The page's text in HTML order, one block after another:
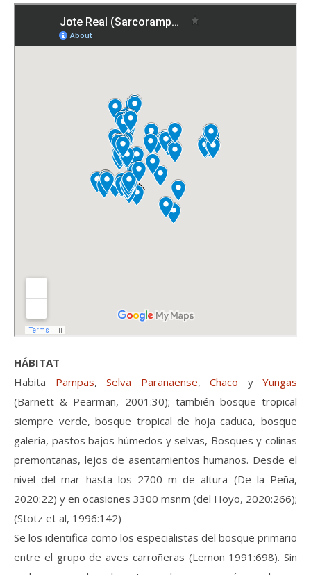
HÁBITAT
Habita Pampas, Selva Paranaense, Chaco y Yungas
(Barnett & Pearman, 2001:30); también bosque tropical
siempre verde, bosque tropical de hoja caduca, bosque
galería, pastos bajos húmedos y selvas, Bosques y colinas
premontanas, lejos de asentamientos humanos. Desde el
nivel del mar hasta los 2700 m de altura (De la Peña,
2020:22) y en ocasiones 3300 msnm (del Hoyo, 2020:266);
(Stotz et al, 1996:142)
Se los identifica como los especialistas del bosque primario
entre el grupo de aves carroñeras (Lemon 1991:698). Sin